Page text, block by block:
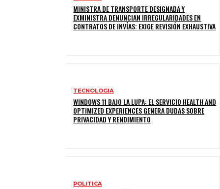
MINISTRA DE TRANSPORTE DESIGNADA Y
EXMINISTRA DENUNCIAN IRREGULARIDADES EN
CONTRATOS DE INVÍAS: EXIGE REVISIÓN EXHAUSTIVA
TECNOLOGIA
WINDOWS 11 BAJO LA LUPA: EL SERVICIO HEALTH AND
OPTIMIZED EXPERIENCES GENERA DUDAS SOBRE
PRIVACIDAD Y RENDIMIENTO
POLITICA